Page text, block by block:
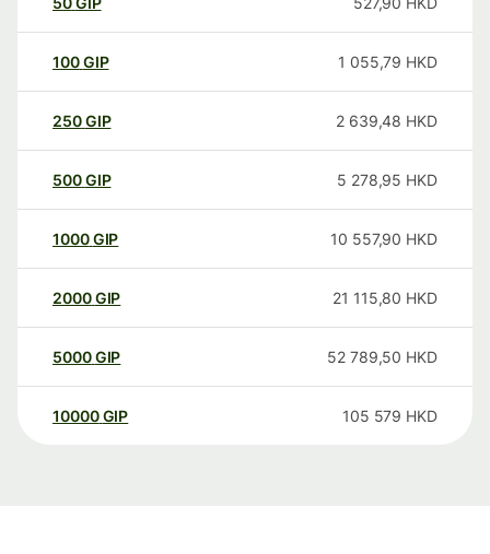
100GIP 1 055,79 HKD
250GIP 2 639,48 HKD
500GIP 5 278,95 HKD
1000GIP 10 557,90 HKD
2000GIP 21 115,80 HKD
5000GIP 52 789,50 HKD
10000 GIP 105 579 HKD